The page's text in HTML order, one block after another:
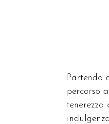
Partendo
percorso
tenerezza